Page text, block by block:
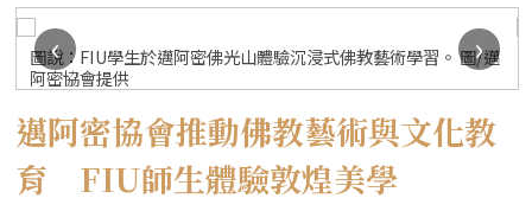
圖說：FIU學生於邁阿密佛光山體驗沉浸式佛教藝術學習。 圖/邁
阿密協會提供
‹
›
邁阿密協會推動佛教藝術與文化教
育 FIU師生體驗敦煌美學